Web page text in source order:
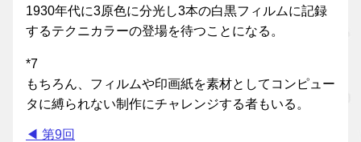
1930年代に3原色に分光し3本の白黒フィルムに記録
するテクニカラーの登場を待つことになる。
*7
もちろん、フィルムや印画紙を素材としてコンピュー
タに縛られない制作にチャレンジする者もいる。
◀︎ 第9回